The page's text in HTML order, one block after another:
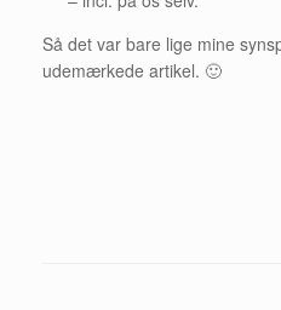
Så det var bare lige mine
udemærkede artikel. 🙂